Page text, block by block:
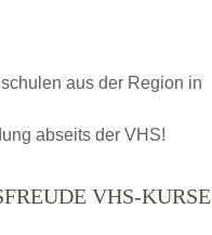
aus der Region in
abseits der VHS!
VHS-KURSE